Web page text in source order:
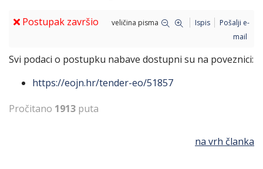
Postupak završio veličina pisma Ispis
Pošalji e-
mail
Svi podaci o postupku nabave dostupni su na poveznici:
https://eojn.hr/tender-eo/51857
Pročitano 1913 puta
na vrh članka